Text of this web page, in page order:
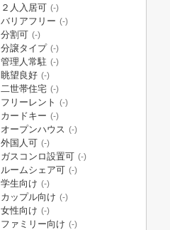
２人入居可 (-)
バリアフリー (-)
分割可 (-)
分譲タイプ (-)
管理人常駐 (-)
眺望良好 (-)
二世帯住宅 (-)
フリーレント (-)
カードキー (-)
オープンハウス (-)
外国人可 (-)
ガスコンロ設置可 (-)
ルームシェア可 (-)
学生向け (-)
カップル向け (-)
女性向け (-)
ファミリー向け (-)